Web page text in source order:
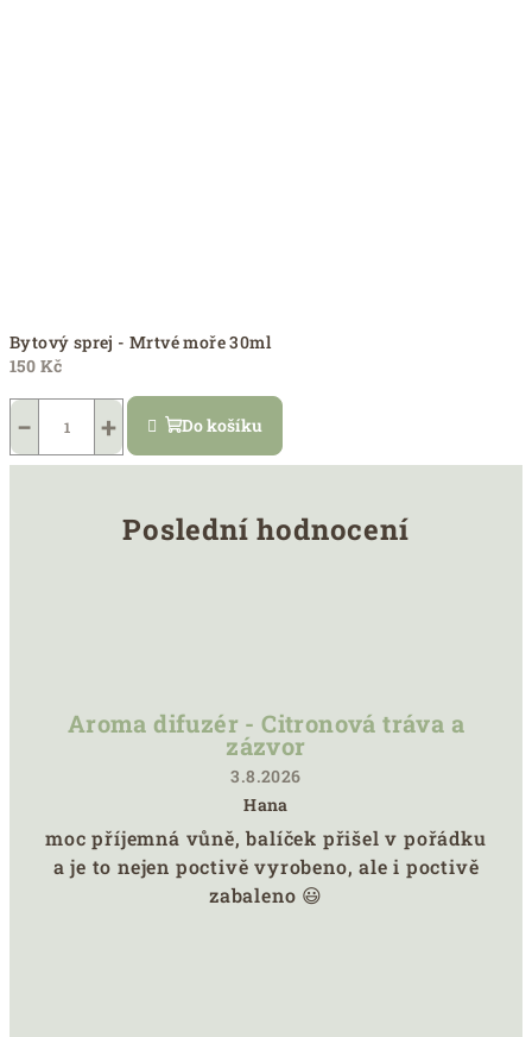
Bytový sprej - Mrtvé moře 30ml
150 Kč
+
− Do košíku
Poslední hodnocení
Aroma difuzér - Citronová tráva a
zázvor
Hodnocení
produktu
je
5
z
Hana
3.8.2026
moc příjemná vůně, balíček přišel v pořádku
a je to nejen poctivě vyrobeno, ale i poctivě
zabaleno 😃